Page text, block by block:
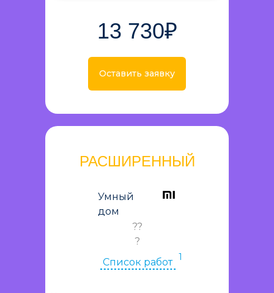
Оставить заявку
13 730₽
РАСШИРЕННЫЙ
??
?
Список работ 1
Умный
дом